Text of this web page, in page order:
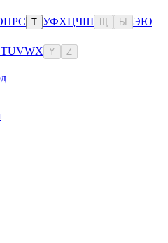
ПРС Т УФХЦЧШ Ы ЭЮ
TUVWX Y Z